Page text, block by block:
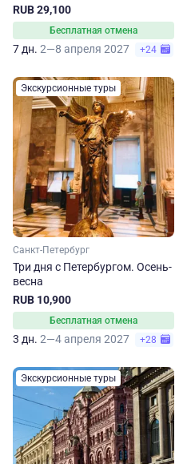
Осень-весна
RUB 29,100
Бесплатная отмена
7 дн. 2—8 апреля 2027 +24
Экскурсионные туры
Санкт-Петербург
Три дня с Петербургом. Осень-
весна
RUB 10,900
Бесплатная отмена
3 дн. 2—4 апреля 2027 +28
Экскурсионные туры